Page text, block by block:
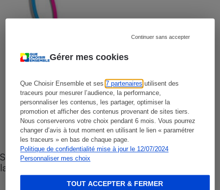
Gérer mes cookies
Que Choisir Ensemble et ses7 partenaires utilisent des
traceurs pour mesurer l’audience, la performance,
personnaliser les contenus, les partager, optimiser la
promotion et afficher des contenus provenant de sites tiers.
Nous conserverons votre choix pendant 6 mois. Vous pourrez
changer d’avis à tout moment en utilisant le lien « paramétrer
les traceurs » en bas de chaque page.
Politique de confidentialité mise à jour le 12/07/2024
Personnaliser mes choix
Continuer sans accepter
TOUT ACCEPTER & FERMER
Sites de rencontres - Nos conseils pour vous
lancer